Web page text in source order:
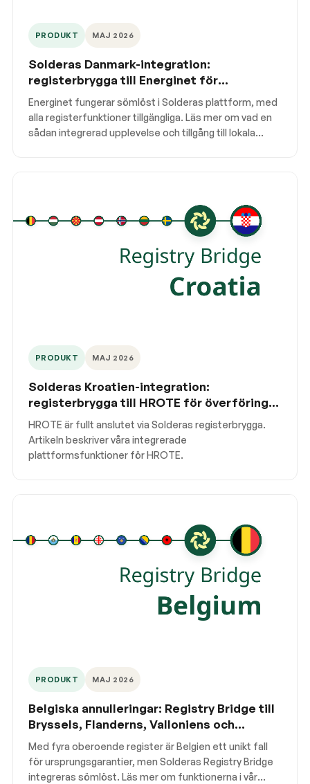
PRODUKT MAJ 2026
Solderas Danmark-integration:
registerbrygga till Energinet för
överföring och annullering
Energinet fungerar sömlöst i Solderas plattform, med
alla registerfunktioner tillgängliga. Läs mer om vad en
sådan integrerad upplevelse och tillgång till lokala
PRODUKT MAJ 2026
Solderas Kroatien-integration:
registerbrygga till HROTE för överföring
och annullering
HROTE är fullt anslutet via Solderas registerbrygga.
Artikeln beskriver våra integrerade
plattformsfunktioner för HROTE.
PRODUKT MAJ 2026
Belgiska annulleringar: Registry Bridge till
Bryssels, Flanderns, Valloniens och
federala förnybarhetsregister
Med fyra oberoende register är Belgien ett unikt fall
för ursprungsgarantier, men Solderas Registry Bridge
integreras sömlöst. Läs mer om funktionerna i vår